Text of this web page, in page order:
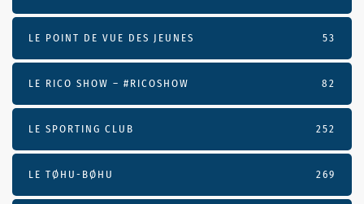
LE POINT DE VUE DES JEUNES 53
LE RICO SHOW – #RICOSHOW 82
LE SPORTING CLUB 252
LE TØHU-BØHU 269